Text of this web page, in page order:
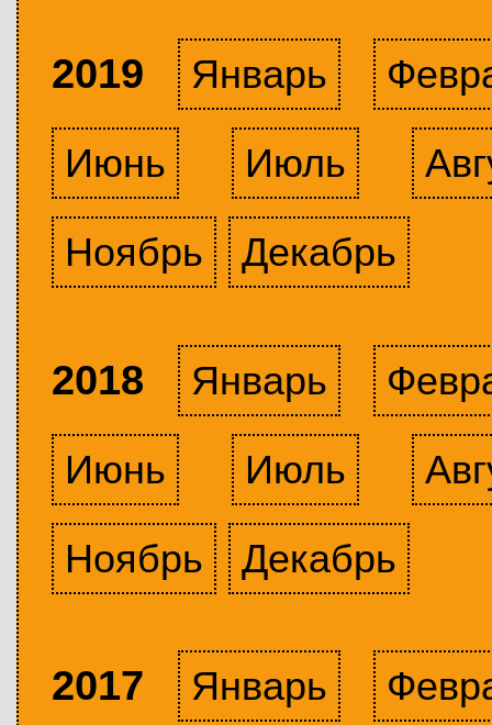
2019 Январь
Июнь
Июль
Ноябрь
Декабрь
2018 Январь
Июнь
Июль
Ноябрь
Декабрь
2017 Январь